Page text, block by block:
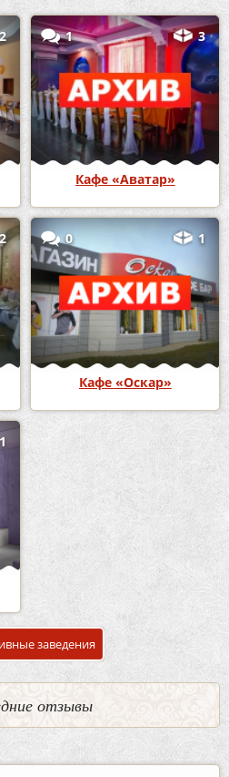
2 1 3
Кафе «Аватар»
2 0 1
Кафе «Оскар»
1
заведения
отзывы